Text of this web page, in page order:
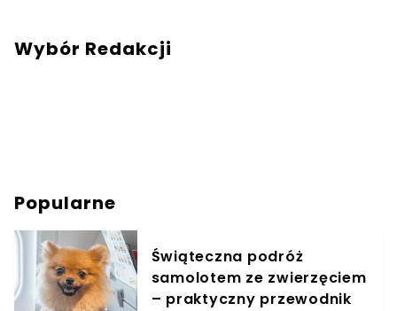
Wybór Redakcji
Popularne
Świąteczna podróż
samolotem ze zwierzęciem
– praktyczny przewodnik